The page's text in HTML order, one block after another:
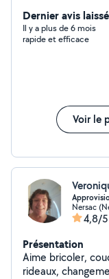
Dernier avis
Il y a plus de 6 mois
rapide et efficace
Voir le
Nersac
4,8/5
Présentation
Aime bricoler,
rideaux,